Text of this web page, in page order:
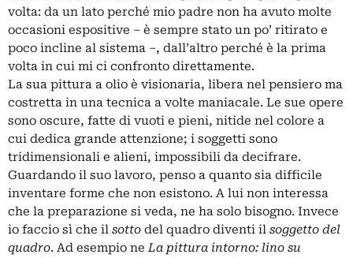
volta: da un lato perché mio padre non ha avuto molte
occasioni espositive ‒ è sempre stato un po’ ritirato e
poco incline al sistema ‒, dall’altro perché è la prima
volta in cui mi ci confronto direttamente.
La sua pittura a olio è visionaria, libera nel pensiero ma
costretta in una tecnica a volte maniacale. Le sue opere
sono oscure, fatte di vuoti e pieni, nitide nel colore a
cui dedica grande attenzione; i soggetti sono
tridimensionali e alieni, impossibili da decifrare.
Guardando il suo lavoro, penso a quanto sia difficile
inventare forme che non esistono. A lui non interessa
che la preparazione si veda, ne ha solo bisogno. Invece
io faccio sì che il sotto del quadro diventi il soggetto del
quadro. Ad esempio neLa pittura intorno: lino su